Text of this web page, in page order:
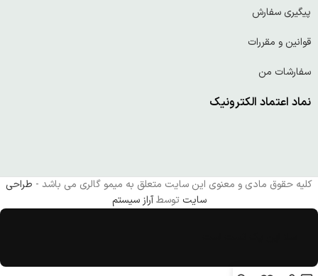
پیگیری سفارش
قوانین و مقررات
سفارشات من
نماد اعتماد الکترونیک
کلیه حقوق مادی و معنوی این سایت متعلق به میمو گالری می باشد - طراحی
سایت توسطآراز سیستم